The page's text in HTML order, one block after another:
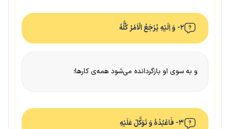
۲- وَ اِلَیْهِ یُرْجَعُ الْاَمْرُ کُلُّهُ
و به سوی او بازگردانده می‌شود همه‌ی کارها؛
۳- فَاعْبُدْهُ وَ تَوَکَّلْ عَلَیْهِ